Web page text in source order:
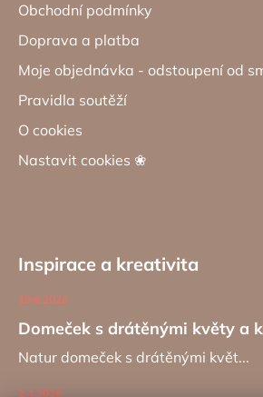
Obchodní podmínky
Doprava a platba
Moje objednávka - odstoupení od
Pravidla soutěží
O cookies
Nastavit cookies ❀
Inspirace a kreativita
Domeček s drátěnými květy a
19.6.2026
Natur domeček s drátěnými květ...
2.4.2026